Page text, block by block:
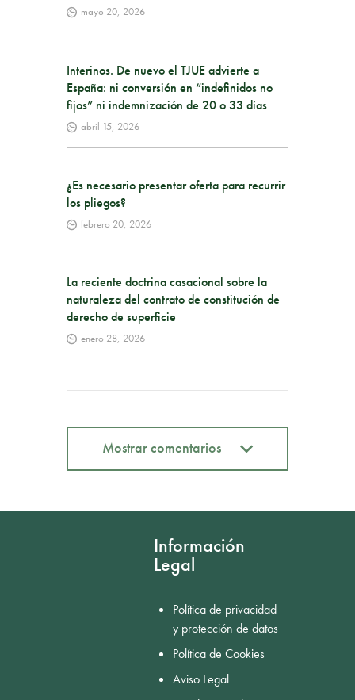
mayo 20, 2026
Interinos. De nuevo el TJUE advierte a
España: ni conversión en “indefinidos no
fijos” ni indemnización de 20 o 33 días
abril 15, 2026
¿Es necesario presentar oferta para recurrir
los pliegos?
febrero 20, 2026
La reciente doctrina casacional sobre la
naturaleza del contrato de constitución de
derecho de superficie
enero 28, 2026
Mostrar comentarios
Información
Legal
Política de privacidad
y protección de datos
Política de Cookies
Aviso Legal